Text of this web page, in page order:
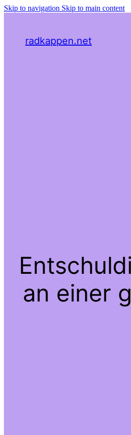
Skip to navigation Skip to main content
radkappen.net
an einer